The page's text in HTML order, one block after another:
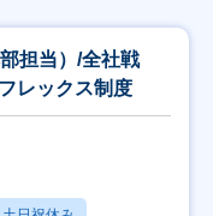
担当）/全社戦
レックス制度